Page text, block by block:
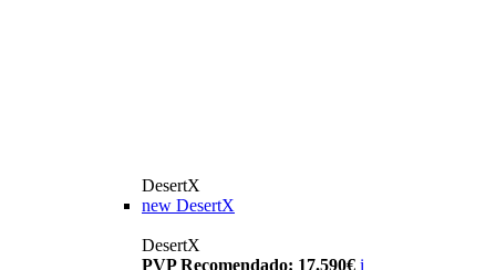
DesertX
new DesertX
DesertX
PVP Recomendado: 17.590€ i